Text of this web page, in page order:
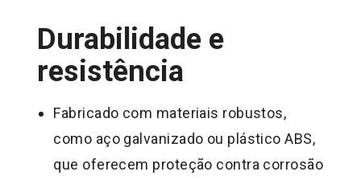
Durabilidade e
resistência
Fabricado com materiais robustos,
como aço galvanizado ou plástico ABS,
que oferecem proteção contra corrosão